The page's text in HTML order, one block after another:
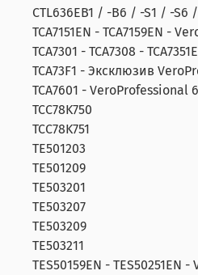
CTL636EB1 / -B6 / -S1 / -S6
TCA7151EN - TCA7159EN -
TCA7301 - TCA7308 -
TCA73F1 - Эксклюзив
TCA7601 - VeroProfessional
TCC78K750
TCC78K751
TE501203
TE501209
TE503201
TE503207
TE503209
TE503211
TES50159EN - TES50251EN -